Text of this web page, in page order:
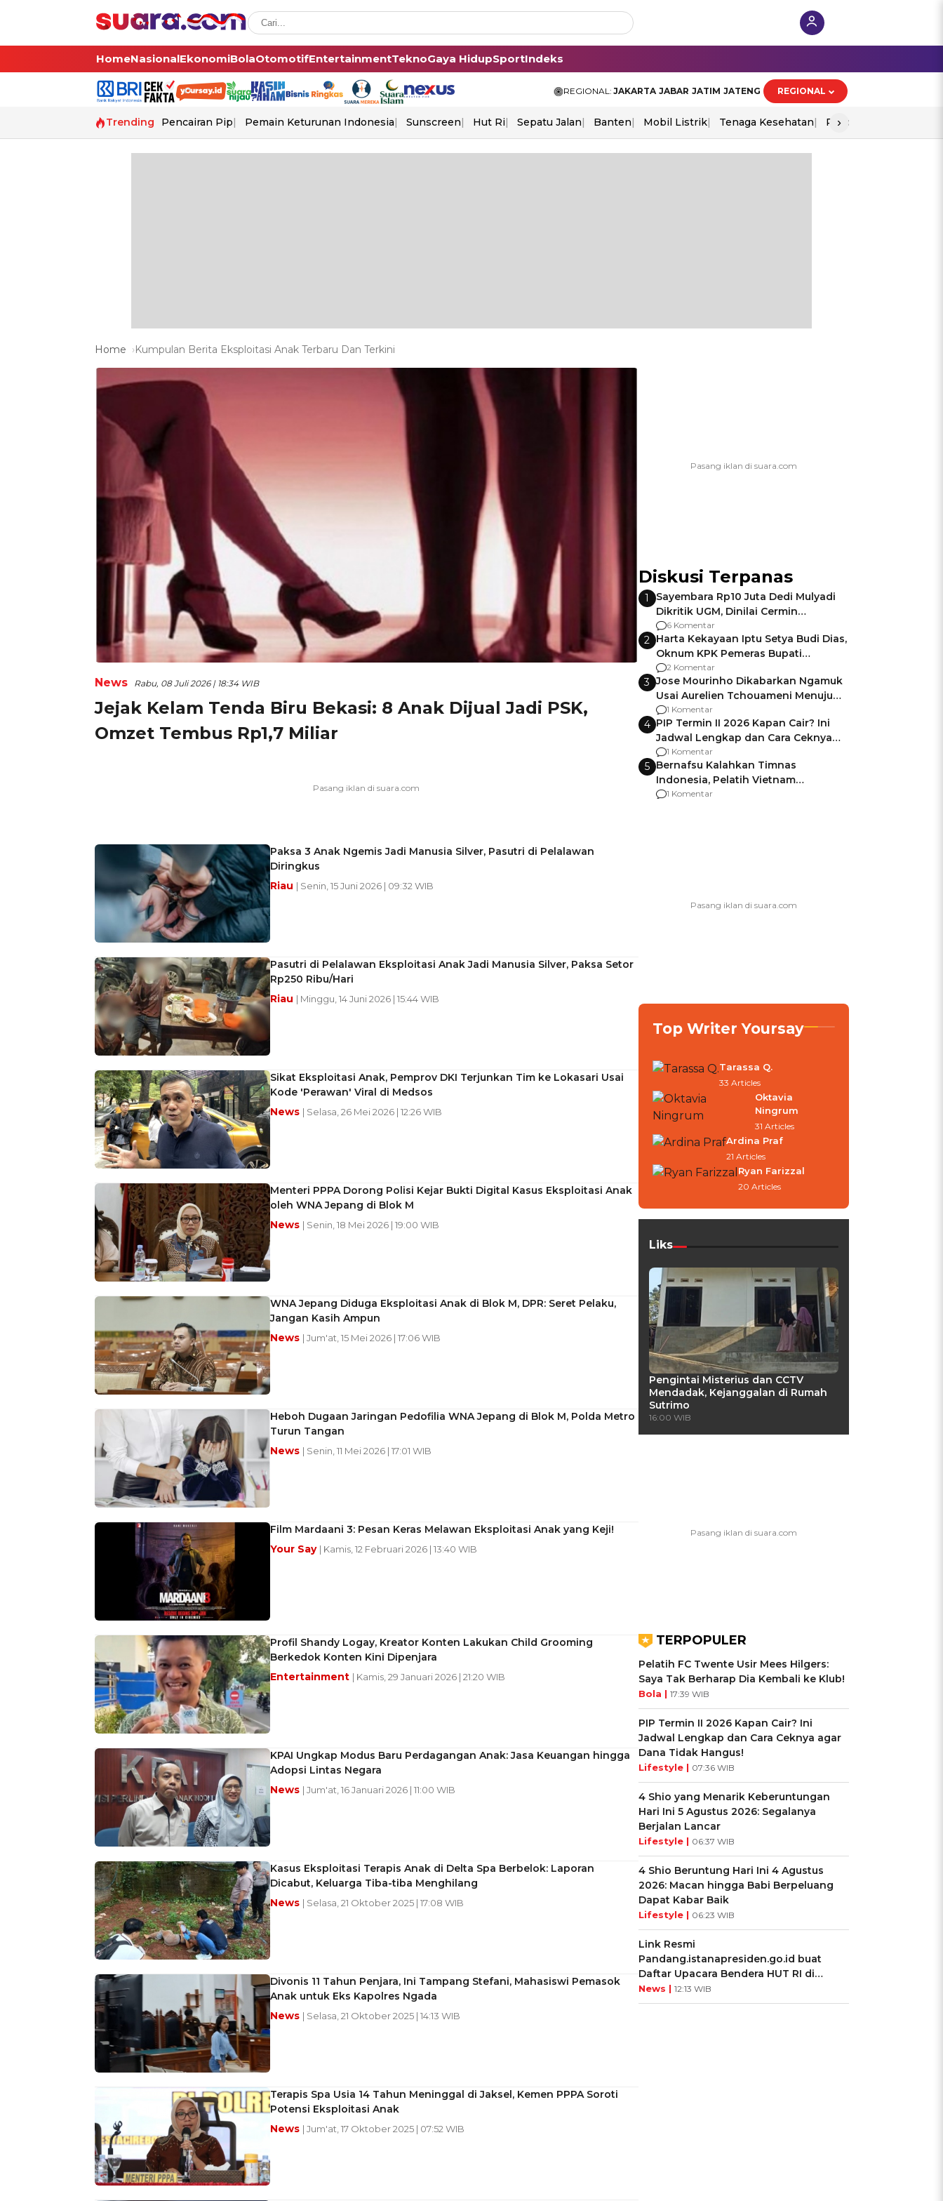
HomeNasionalEkonomiBolaOtomotifEntertainmentTeknoGaya HidupSportIndeks
REGIONAL: JAKARTA JABAR JATIM JATENG REGIONAL
Trending Pencairan Pip Pemain Keturunan Indonesia Sunscreen Hut Ri Sepatu Jalan Banten Mobil Listrik Tenaga Kesehatan Piala Aff 2026
›
Home Kumpulan Berita Eksploitasi Anak Terbaru Dan Terkini
News Rabu, 08 Juli 2026 | 18:34 WIB
Jejak Kelam Tenda Biru Bekasi: 8 Anak Dijual Jadi PSK,
Omzet Tembus Rp1,7 Miliar
Paksa 3 Anak Ngemis Jadi Manusia Silver, Pasutri di Pelalawan
Diringkus
Riau | Senin, 15 Juni 2026 | 09:32 WIB
Pasutri di Pelalawan Eksploitasi Anak Jadi Manusia Silver, Paksa Setor
Rp250 Ribu/Hari
Riau | Minggu, 14 Juni 2026 | 15:44 WIB
Sikat Eksploitasi Anak, Pemprov DKI Terjunkan Tim ke Lokasari Usai
Kode 'Perawan' Viral di Medsos
News | Selasa, 26 Mei 2026 | 12:26 WIB
Menteri PPPA Dorong Polisi Kejar Bukti Digital Kasus Eksploitasi Anak
oleh WNA Jepang di Blok M
News | Senin, 18 Mei 2026 | 19:00 WIB
WNA Jepang Diduga Eksploitasi Anak di Blok M, DPR: Seret Pelaku,
Jangan Kasih Ampun
News | Jum'at, 15 Mei 2026 | 17:06 WIB
Heboh Dugaan Jaringan Pedofilia WNA Jepang di Blok M, Polda Metro
Turun Tangan
News | Senin, 11 Mei 2026 | 17:01 WIB
Film Mardaani 3: Pesan Keras Melawan Eksploitasi Anak yang Keji!
Your Say | Kamis, 12 Februari 2026 | 13:40 WIB
Profil Shandy Logay, Kreator Konten Lakukan Child Grooming
Berkedok Konten Kini Dipenjara
Entertainment | Kamis, 29 Januari 2026 | 21:20 WIB
KPAI Ungkap Modus Baru Perdagangan Anak: Jasa Keuangan hingga
Adopsi Lintas Negara
News | Jum'at, 16 Januari 2026 | 11:00 WIB
Kasus Eksploitasi Terapis Anak di Delta Spa Berbelok: Laporan
Dicabut, Keluarga Tiba-tiba Menghilang
News | Selasa, 21 Oktober 2025 | 17:08 WIB
Divonis 11 Tahun Penjara, Ini Tampang Stefani, Mahasiswi Pemasok
Anak untuk Eks Kapolres Ngada
News | Selasa, 21 Oktober 2025 | 14:13 WIB
Terapis Spa Usia 14 Tahun Meninggal di Jaksel, Kemen PPPA Soroti
Potensi Eksploitasi Anak
News | Jum'at, 17 Oktober 2025 | 07:52 WIB
Diskusi Terpanas
1
Sayembara Rp10 Juta Dedi Mulyadi
Dikritik UGM, Dinilai Cermin
Gagalnya Negara Jamin Keamanan
6 Komentar
2 Harta Kekayaan Iptu Setya Budi Dias,
Oknum KPK Pemeras Bupati
Pemalang
2 Komentar
3 Jose Mourinho Dikabarkan Ngamuk
Usai Aurelien Tchouameni Menuju
Manchester United
1 Komentar
4 PIP Termin II 2026 Kapan Cair? Ini
Jadwal Lengkap dan Cara Ceknya
agar Dana Tidak Hangus!
1 Komentar
5 Bernafsu Kalahkan Timnas
Indonesia, Pelatih Vietnam
Berencana Pakai Jimat di Pakansari
1 Komentar
Top Writer Yoursay
Tarassa Q.
33 Articles
Oktavia
Ningrum
31 Articles
Ardina Praf
21 Articles
Ryan Farizzal
20 Articles
Liks
Pengintai Misterius dan CCTV
Mendadak, Kejanggalan di Rumah
Sutrimo
16:00 WIB
TERPOPULER
Pelatih FC Twente Usir Mees Hilgers:
Saya Tak Berharap Dia Kembali ke Klub!
Bola | 17:39 WIB
PIP Termin II 2026 Kapan Cair? Ini
Jadwal Lengkap dan Cara Ceknya agar
Dana Tidak Hangus!
Lifestyle | 07:36 WIB
4 Shio yang Menarik Keberuntungan
Hari Ini 5 Agustus 2026: Segalanya
Berjalan Lancar
Lifestyle | 06:37 WIB
4 Shio Beruntung Hari Ini 4 Agustus
2026: Macan hingga Babi Berpeluang
Dapat Kabar Baik
Lifestyle | 06:23 WIB
Link Resmi
Pandang.istanapresiden.go.id buat
Daftar Upacara Bendera HUT RI di
Istana Negara
News | 12:13 WIB